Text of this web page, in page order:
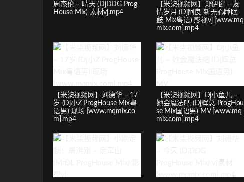
周杰伦 – 晴天 (DjDDG Prog
House Mix) 素材vj.mp4
【米柒视频网】郑伊健 – 友
情岁月 (Dj阿良 新无心睡眠
鼓 Mix粤语) 影视vj [www.mq
mix.com].mp4
【米柒视频网】刘德华 – 17
岁 (Dj小Z ProgHouse Mix粤
语男) 现场 [www.mqmix.co
m].mp4
【米柒视频网】Dj小鱼儿 –
她会魔法吧 (Dj辉总 ProgHou
se Mix国语男) MV [www.mq
mix.com].mp4